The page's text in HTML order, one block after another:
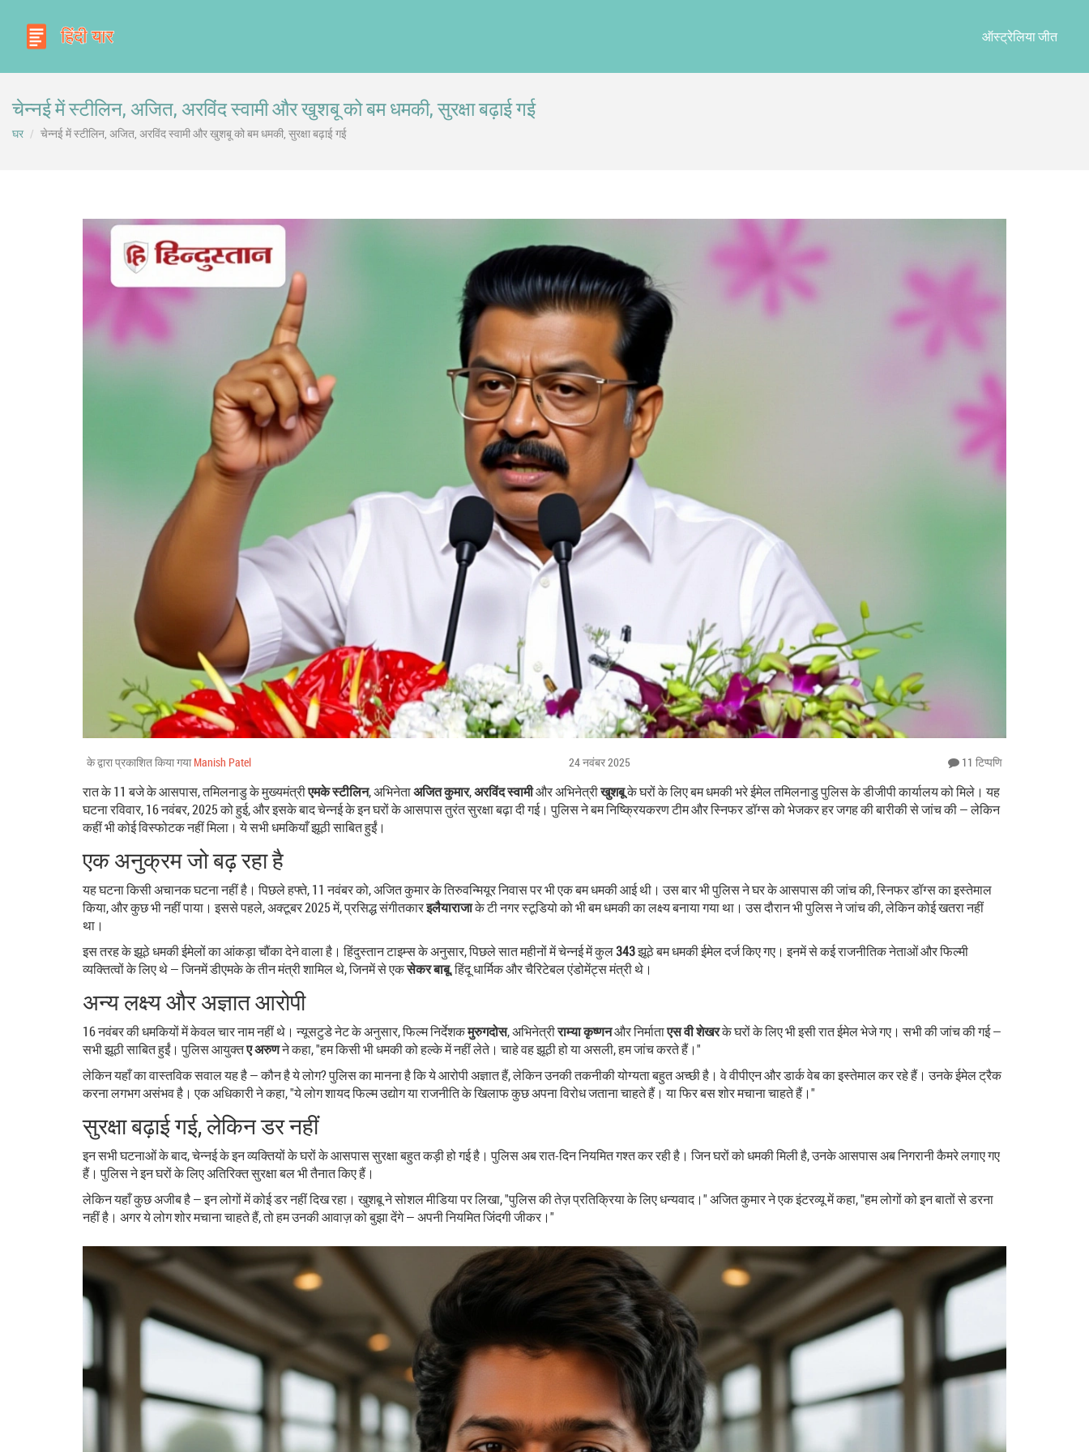
ऑस्ट्रेलिया जीत
चेन्नई में स्टीलिन, अजित, अरविंद स्वामी और खुशबू को बम धमकी, सुरक्षा बढ़ाई गई
घर चेन्नई में स्टीलिन, अजित, अरविंद स्वामी और खुशबू को बम धमकी, सुरक्षा बढ़ाई गई
के द्वारा प्रकाशित किया गया Manish Patel 24 नवंबर 2025 11 टिप्पणि
रात के 11 बजे के आसपास, तमिलनाडु के मुख्यमंत्रीएमके स्टीलिन, अभिनेताअजित कुमार,अरविंद स्वामीऔर अभिनेत्रीखुशबूके घरों के लिए बम धमकी भरे ईमेल तमिलनाडु पुलिस के डीजीपी कार्यालय को मिले। यह
घटना रविवार, 16 नवंबर, 2025 को हुई, और इसके बाद चेन्नई के इन घरों के आसपास तुरंत सुरक्षा बढ़ा दी गई। पुलिस ने बम निष्क्रियकरण टीम और स्निफर डॉग्स को भेजकर हर जगह की बारीकी से जांच की — लेकिन
कहीं भी कोई विस्फोटक नहीं मिला। ये सभी धमकियाँ झूठी साबित हुईं।
एक अनुक्रम जो बढ़ रहा है
यह घटना किसी अचानक घटना नहीं है। पिछले हफ्ते, 11 नवंबर को, अजित कुमार के तिरुवन्मियूर निवास पर भी एक बम धमकी आई थी। उस बार भी पुलिस ने घर के आसपास की जांच की, स्निफर डॉग्स का इस्तेमाल
किया, और कुछ भी नहीं पाया। इससे पहले, अक्टूबर 2025 में, प्रसिद्ध संगीतकारइलैयाराजाके टी नगर स्टूडियो को भी बम धमकी का लक्ष्य बनाया गया था। उस दौरान भी पुलिस ने जांच की, लेकिन कोई खतरा नहीं
था।
इस तरह के झूठे धमकी ईमेलों का आंकड़ा चौंका देने वाला है। हिंदुस्तान टाइम्स के अनुसार, पिछले सात महीनों में चेन्नई में कुल343झूठे बम धमकी ईमेल दर्ज किए गए। इनमें से कई राजनीतिक नेताओं और फिल्मी
व्यक्तित्वों के लिए थे — जिनमें डीएमके के तीन मंत्री शामिल थे, जिनमें से एकसेकर बाबू, हिंदू धार्मिक और चैरिटेबल एंडोमेंट्स मंत्री थे।
अन्य लक्ष्य और अज्ञात आरोपी
16 नवंबर की धमकियों में केवल चार नाम नहीं थे। न्यूसटुडे नेट के अनुसार, फिल्म निर्देशकमुरुगदोस, अभिनेत्रीराम्या कृष्णनऔर निर्माताएस वी शेखरके घरों के लिए भी इसी रात ईमेल भेजे गए। सभी की जांच की गई —
सभी झूठी साबित हुईं। पुलिस आयुक्तए अरुणने कहा, "हम किसी भी धमकी को हल्के में नहीं लेते। चाहे वह झूठी हो या असली, हम जांच करते हैं।"
लेकिन यहाँ का वास्तविक सवाल यह है — कौन है ये लोग? पुलिस का मानना है कि ये आरोपी अज्ञात हैं, लेकिन उनकी तकनीकी योग्यता बहुत अच्छी है। वे वीपीएन और डार्क वेब का इस्तेमाल कर रहे हैं। उनके ईमेल ट्रैक
करना लगभग असंभव है। एक अधिकारी ने कहा, "ये लोग शायद फिल्म उद्योग या राजनीति के खिलाफ कुछ अपना विरोध जताना चाहते हैं। या फिर बस शोर मचाना चाहते हैं।"
सुरक्षा बढ़ाई गई, लेकिन डर नहीं
इन सभी घटनाओं के बाद, चेन्नई के इन व्यक्तियों के घरों के आसपास सुरक्षा बहुत कड़ी हो गई है। पुलिस अब रात-दिन नियमित गश्त कर रही है। जिन घरों को धमकी मिली है, उनके आसपास अब निगरानी कैमरे लगाए गए
हैं। पुलिस ने इन घरों के लिए अतिरिक्त सुरक्षा बल भी तैनात किए हैं।
लेकिन यहाँ कुछ अजीब है — इन लोगों में कोई डर नहीं दिख रहा। खुशबू ने सोशल मीडिया पर लिखा, "पुलिस की तेज़ प्रतिक्रिया के लिए धन्यवाद।" अजित कुमार ने एक इंटरव्यू में कहा, "हम लोगों को इन बातों से डरना
नहीं है। अगर ये लोग शोर मचाना चाहते हैं, तो हम उनकी आवाज़ को बुझा देंगे — अपनी नियमित जिंदगी जीकर।"